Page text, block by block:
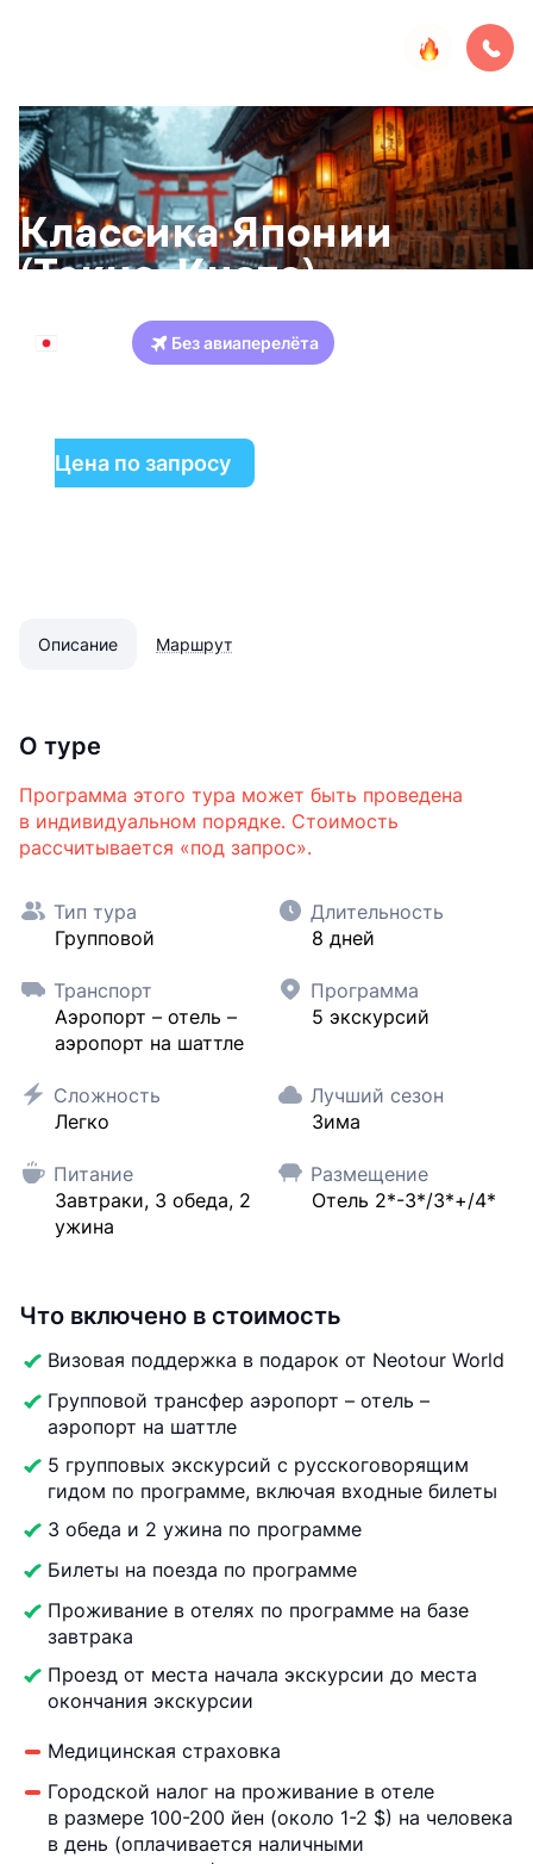
Классика Японии
(Токио-Киото)
Без авиаперелёта
Цена по запросу
Описание Маршрут
О туре
Программа этого тура может быть проведена
в индивидуальном порядке. Стоимость
рассчитывается «под запрос».
Тип тура
Групповой
Длительность
8 дней
Транспорт
Аэропорт – отель –
аэропорт на шаттле
Программа
5 экскурсий
Сложность
Легко
Лучший сезон
Зима
Питание
Завтраки, 3 обеда, 2
ужина
Размещение
Отель 2*-3*/3*+/4*
Что включено в стоимость
Визовая поддержка в подарок от Neotour World
Групповой трансфер аэропорт – отель –
аэропорт на шаттле
5 групповых экскурсий с русскоговорящим
гидом по программе, включая входные билеты
3 обеда и 2 ужина по программе
Билеты на поезда по программе
Проживание в отелях по программе на базе
завтрака
Проезд от места начала экскурсии до места
окончания экскурсии
Медицинская страховка
Городской налог на проживание в отеле
в размере 100-200 йен (около 1-2 $) на человека
в день (оплачивается наличными